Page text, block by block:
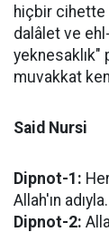
hiçbir cihette
dalâlet ve
yeknesaklık"
muvakkat
Said Nursi
Dipnot-1:
Allah'ın adıyla.
Dipnot-2: